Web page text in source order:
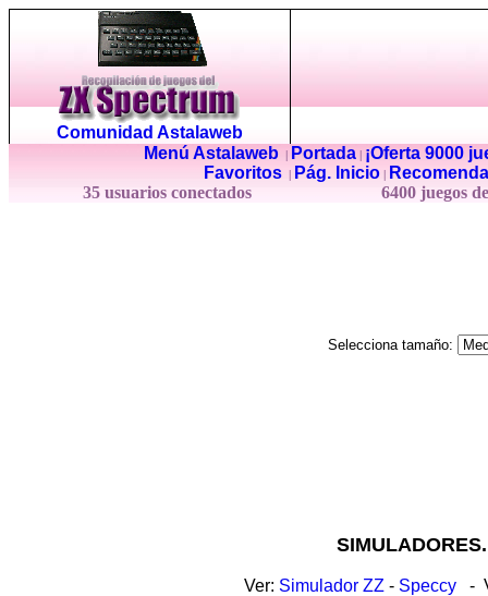
Comunidad Astalaweb
Menú Astalaweb| Portada|
¡Oferta 9000
Favoritos
Pág. Inicio
35 usuarios conectados
6400 juegos
Selecciona tamaño:
Ver: Simulador ZZ - Speccy -